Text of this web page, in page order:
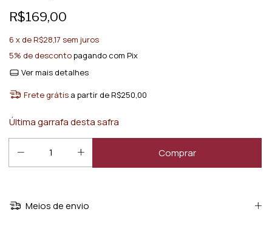
R$169,00
6 x deR$28,17 sem juros
5% de descontopagando com Pix
Ver mais detalhes
Frete grátis a partir deR$250,00
Última garrafa desta safra
Meios de envio